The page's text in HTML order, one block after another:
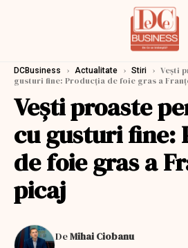
DCBusiness › Actualitate › Stiri › Veşti
gusturi fine: Producţia de foie gras a
Veşti proaste
cu gusturi fine:
de foie gras a
picaj
DeMihai Ciobanu